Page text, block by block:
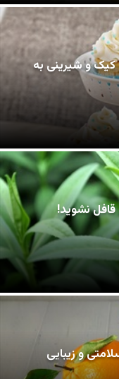
کیک و شیرینی به
نشوید!
و زیبایی